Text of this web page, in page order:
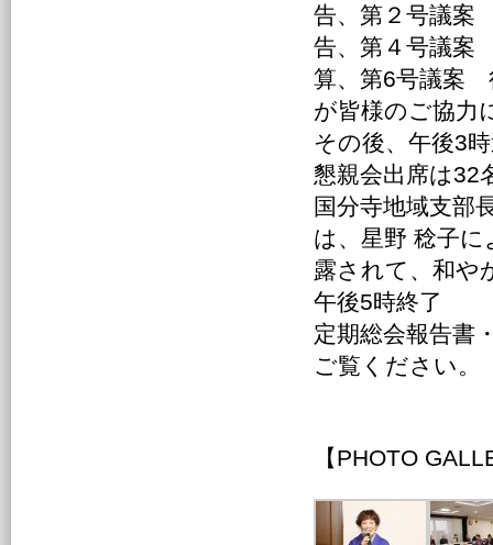
告、第２号議案
告、第４号議案
算、第6号議案
が皆様のご協力
その後、午後3
懇親会出席は32
国分寺地域支部
は、星野 稔子
露されて、和や
午後5時終了
定期総会報告書
ご覧ください。
【PHOTO